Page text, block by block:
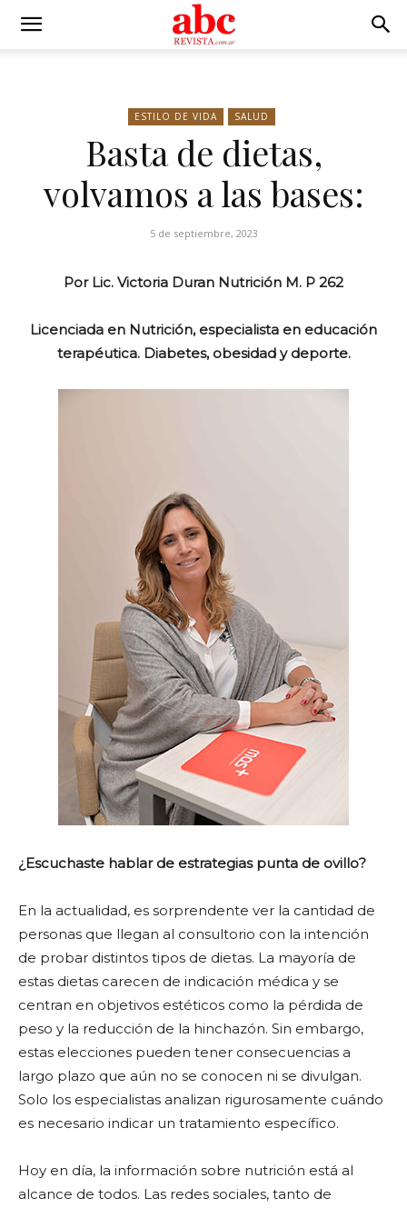
ESTILO DE VIDA SALUD
Basta de dietas,
volvamos a las bases:
5 de septiembre, 2023
Por Lic. Victoria Duran Nutrición M. P 262
Licenciada en Nutrición, especialista en educación
terapéutica. Diabetes, obesidad y deporte.
¿Escuchaste hablar de estrategias punta de ovillo?
En la actualidad, es sorprendente ver la cantidad de
personas que llegan al consultorio con la intención
de probar distintos tipos de dietas. La mayoría de
estas dietas carecen de indicación médica y se
centran en objetivos estéticos como la pérdida de
peso y la reducción de la hinchazón. Sin embargo,
estas elecciones pueden tener consecuencias a
largo plazo que aún no se conocen ni se divulgan.
Solo los especialistas analizan rigurosamente cuándo
es necesario indicar un tratamiento específico.
Hoy en día, la información sobre nutrición está al
alcance de todos. Las redes sociales, tanto de